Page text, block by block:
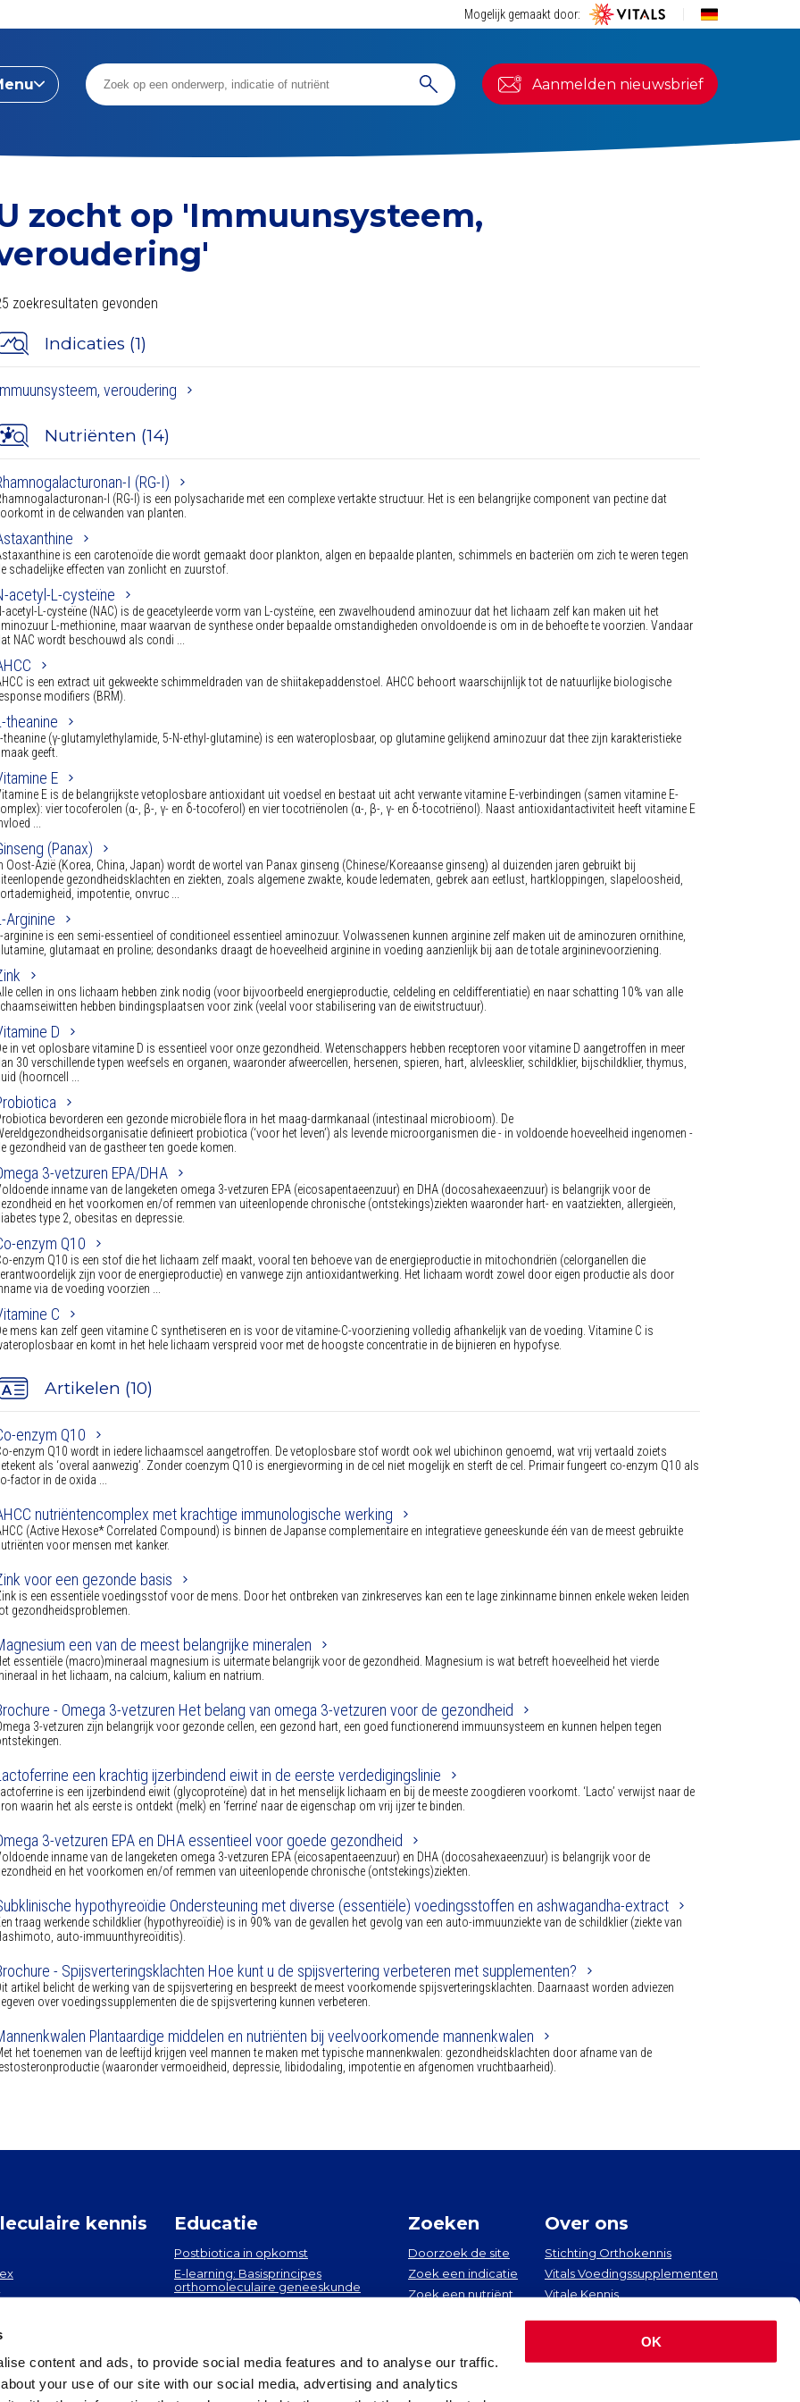
content and ads, to provide social media features and to analyse our traffic.
your use of our site with our social media, advertising and analytics
OK
Mogelijk gemaakt door:
Aanmelden nieuwsbrief
zocht op 'Immuunsysteem,
zoekresultaten gevonden
Indicaties (1)
veroudering
Nutriënten (14)
I (RG-I)
I (RG-I) is een polysacharide met een complexe vertakte structuur. Het is een belangrijke component van pectine dat
in de celwanden van planten.
is een carotenoïde die wordt gemaakt door plankton, algen en bepaalde planten, schimmels en bacteriën om zich te weren tegen
schadelijke effecten van zonlicht en zuurstof.
acetyl-L-cysteïne
acetyl-L-cysteïne (NAC) is de geacetyleerde vorm van L-cysteïne, een zwavelhoudend aminozuur dat het lichaam zelf kan maken uit het
L-methionine, maar waarvan de synthese onder bepaalde omstandigheden onvoldoende is om in de behoefte te voorzien. Vandaar
NAC wordt beschouwd als condi ...
is een extract uit gekweekte schimmeldraden van de shiitakepaddenstoel. AHCC behoort waarschijnlijk tot de natuurlijke biologische
modifiers (BRM).
theanine
theanine (γ-glutamylethylamide, 5-N-ethyl-glutamine) is een wateroplosbaar, op glutamine gelijkend aminozuur dat thee zijn karakteristieke
geeft.
E
E is de belangrijkste vetoplosbare antioxidant uit voedsel en bestaat uit acht verwante vitamine E-verbindingen (samen vitamine E-
vier tocoferolen (α-, β-, γ- en δ-tocoferol) en vier tocotriënolen (α-, β-, γ- en δ-tocotriënol). Naast antioxidantactiviteit heeft vitamine E
...
(Panax)
Oost-Azië (Korea, China, Japan) wordt de wortel van Panax ginseng (Chinese/Koreaanse ginseng) al duizenden jaren gebruikt bij
gezondheidsklachten en ziekten, zoals algemene zwakte, koude ledematen, gebrek aan eetlust, hartkloppingen, slapeloosheid,
impotentie, onvruc ...
Arginine
arginine is een semi-essentieel of conditioneel essentieel aminozuur. Volwassenen kunnen arginine zelf maken uit de aminozuren ornithine,
glutamaat en proline; desondanks draagt de hoeveelheid arginine in voeding aanzienlijk bij aan de totale argininevoorziening.
cellen in ons lichaam hebben zink nodig (voor bijvoorbeeld energieproductie, celdeling en celdifferentiatie) en naar schatting 10% van alle
hebben bindingsplaatsen voor zink (veelal voor stabilisering van de eiwitstructuur).
D
in vet oplosbare vitamine D is essentieel voor onze gezondheid. Wetenschappers hebben receptoren voor vitamine D aangetroffen in meer
30 verschillende typen weefsels en organen, waaronder afweercellen, hersenen, spieren, hart, alvleesklier, schildklier, bijschildklier, thymus,
(hoorncell ...
bevorderen een gezonde microbiële flora in het maag-darmkanaal (intestinaal microbioom). De
definieert probiotica (‘voor het leven’) als levende microorganismen die - in voldoende hoeveelheid ingenomen -
gezondheid van de gastheer ten goede komen.
3-vetzuren EPA/DHA
inname van de langeketen omega 3-vetzuren EPA (eicosapentaeenzuur) en DHA (docosahexaeenzuur) is belangrijk voor de
en het voorkomen en/of remmen van uiteenlopende chronische (ontstekings)ziekten waaronder hart- en vaatziekten, allergieën,
type 2, obesitas en depressie.
enzym Q10
enzym Q10 is een stof die het lichaam zelf maakt, vooral ten behoeve van de energieproductie in mitochondriën (celorganellen die
zijn voor de energieproductie) en vanwege zijn antioxidantwerking. Het lichaam wordt zowel door eigen productie als door
via de voeding voorzien ...
C
mens kan zelf geen vitamine C synthetiseren en is voor de vitamine-C-voorziening volledig afhankelijk van de voeding. Vitamine C is
en komt in het hele lichaam verspreid voor met de hoogste concentratie in de bijnieren en hypofyse.
Artikelen (10)
enzym Q10
enzym Q10 wordt in iedere lichaamscel aangetroffen. De vetoplosbare stof wordt ook wel ubichinon genoemd, wat vrij vertaald zoiets
als ‘overal aanwezig’. Zonder coenzym Q10 is energievorming in de cel niet mogelijk en sterft de cel. Primair fungeert co-enzym Q10 als
factor in de oxida ...
nutriëntencomplex met krachtige immunologische werking
(Active Hexose* Correlated Compound) is binnen de Japanse complementaire en integratieve geneeskunde één van de meest gebruikte
voor mensen met kanker.
voor een gezonde basis
is een essentiële voedingsstof voor de mens. Door het ontbreken van zinkreserves kan een te lage zinkinname binnen enkele weken leiden
gezondheidsproblemen.
een van de meest belangrijke mineralen
essentiële (macro)mineraal magnesium is uitermate belangrijk voor de gezondheid. Magnesium is wat betreft hoeveelheid het vierde
in het lichaam, na calcium, kalium en natrium.
- Omega 3-vetzuren Het belang van omega 3-vetzuren voor de gezondheid
3-vetzuren zijn belangrijk voor gezonde cellen, een gezond hart, een goed functionerend immuunsysteem en kunnen helpen tegen
een krachtig ijzerbindend eiwit in de eerste verdedigingslinie
is een ijzerbindend eiwit (glycoproteïne) dat in het menselijk lichaam en bij de meeste zoogdieren voorkomt. ‘Lacto’ verwijst naar de
waarin het als eerste is ontdekt (melk) en ‘ferrine’ naar de eigenschap om vrij ijzer te binden.
3-vetzuren EPA en DHA essentieel voor goede gezondheid
inname van de langeketen omega 3-vetzuren EPA (eicosapentaeenzuur) en DHA (docosahexaeenzuur) is belangrijk voor de
en het voorkomen en/of remmen van uiteenlopende chronische (ontstekings)ziekten.
hypothyreoïdie Ondersteuning met diverse (essentiële) voedingsstoffen en ashwagandha-extract
traag werkende schildklier (hypothyreoïdie) is in 90% van de gevallen het gevolg van een auto-immuunziekte van de schildklier (ziekte van
auto-immuunthyreoïditis).
- Spijsverteringsklachten Hoe kunt u de spijsvertering verbeteren met supplementen?
artikel belicht de werking van de spijsvertering en bespreekt de meest voorkomende spijsverteringsklachten. Daarnaast worden adviezen
over voedingssupplementen die de spijsvertering kunnen verbeteren.
Plantaardige middelen en nutriënten bij veelvoorkomende mannenkwalen
het toenemen van de leeftijd krijgen veel mannen te maken met typische mannenkwalen: gezondheidsklachten door afname van de
(waaronder vermoeidheid, depressie, libidodaling, impotentie en afgenomen vruchtbaarheid).
kennis Educatie
Postbiotica in opkomst
E-learning: Basisprincipes
orthomoleculaire geneeskunde
Zoeken
Doorzoek de site
Zoek een indicatie
Zoek een nutriënt
Over ons
Stichting Orthokennis
Vitals Voedingssupplementen
Vitale Kennis